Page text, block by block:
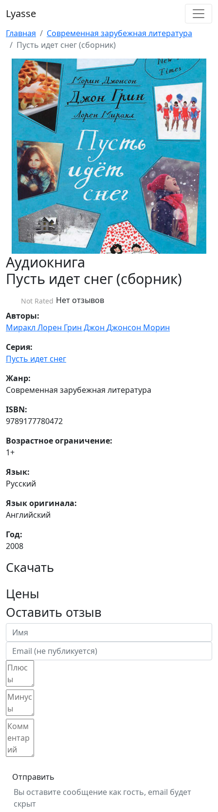
Lyasse
Главная
Современная зарубежная литература
Пусть идет снег (сборник)
Аудиокнига
Пусть идет снег (сборник)
Not Rated Нет отзывов
Авторы:
Миракл Лорен Грин Джон Джонсон Морин
Серия:
Пусть идет снег
Жанр:
Современная зарубежная литература
ISBN:
9789177780472
Возрастное ограничение:
1+
Язык:
Русский
Язык оригинала:
Английский
Год:
2008
Скачать
Цены
Оставить отзыв
Отправить
Вы оставите сообщение как гость, email будет
скрыт